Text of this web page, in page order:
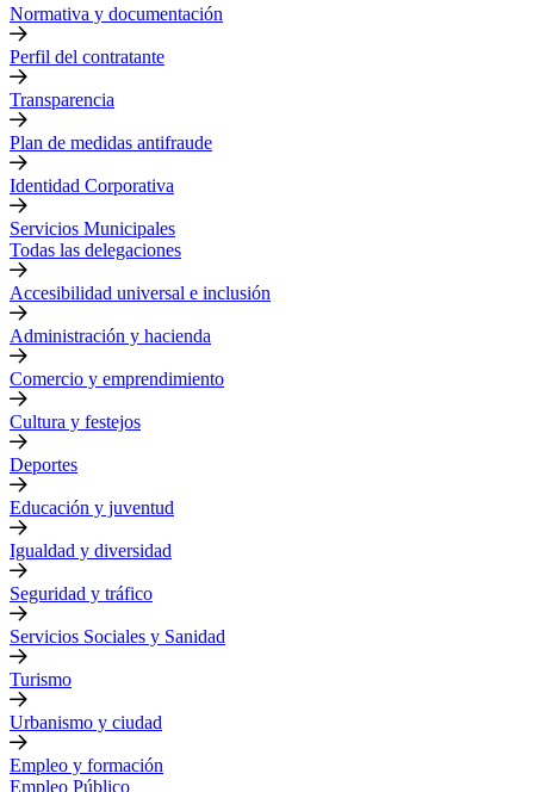
Normativa y documentación
Perfil del contratante
Transparencia
Plan de medidas antifraude
Identidad Corporativa
Servicios Municipales
Todas las delegaciones
Accesibilidad universal e inclusión
Administración y hacienda
Comercio y emprendimiento
Cultura y festejos
Deportes
Educación y juventud
Igualdad y diversidad
Seguridad y tráfico
Servicios Sociales y Sanidad
Turismo
Urbanismo y ciudad
Empleo y formación
Empleo Público